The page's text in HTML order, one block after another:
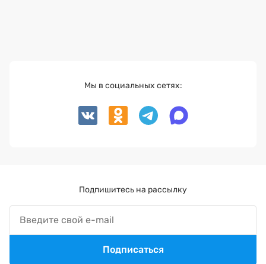
Мы в социальных сетях:
Подпишитесь на рассылку
Подписаться